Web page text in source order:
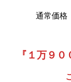
通常価格
『１万９